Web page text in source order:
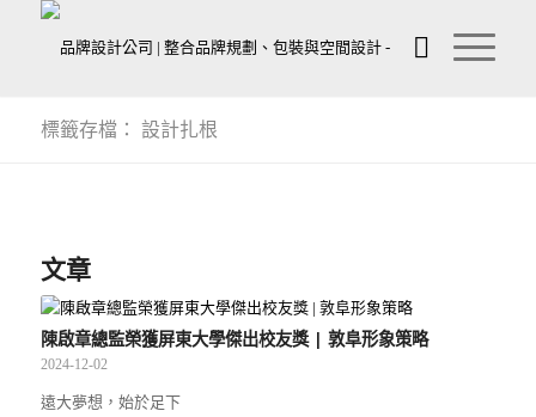
標籤存檔： 設計扎根
文章
陳啟章總監榮獲屏東大學傑出校友獎 | 敦阜形象策略
2024-12-02
遠大夢想，始於足下